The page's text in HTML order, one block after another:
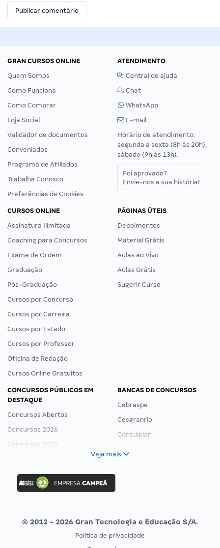
GRAN CURSOS ONLINE
Quem Somos
Como Funciona
Como Comprar
Loja Social
Validador de documentos
Conveniados
Programa de Afiliados
Trabalhe Conosco
Preferências de Cookies
ATENDIMENTO
Central de ajuda
Chat
WhatsApp
E-mail
Horário de atendimento:
segunda a sexta (8h às 20h),
sábado (9h às 13h).
Foi aprovado?
Envie-nos a sua história!
CURSOS ONLINE
Assinatura Ilimitada
Coaching para Concursos
Exame de Ordem
Graduação
Pós-Graduação
Cursos por Concurso
Cursos por Carreira
Cursos por Estado
Cursos por Professor
Oficina de Redação
Cursos Online Gratuitos
PÁGINAS ÚTEIS
Depoimentos
Material Grátis
Aulas ao Vivo
Aulas Grátis
Sugerir Curso
CONCURSOS PÚBLICOS EM
DESTAQUE
Concursos Abertos
Concursos 2026
Concursos 2025
Concurso Ibama
Concurso MPU
Editais publicados
BANCAS DE CONCURSOS
Cebraspe
Cesgranrio
Consulplan
Vunesp
CONCURSOS POR PROFISSÃO EXAME DE ORDEM
Veja mais
© 2012 - 2026 Gran Tecnologia e Educação S/A.
Política de privacidade